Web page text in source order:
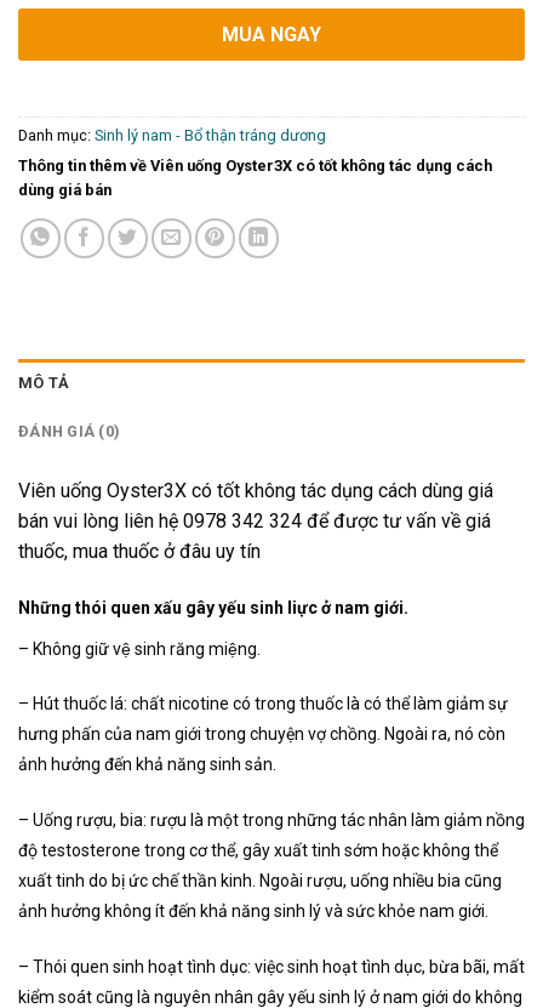
MUA NGAY
Danh mục: Sinh lý nam - Bổ thận tráng dương
Thông tin thêm về Viên uống Oyster3X có tốt không tác dụng cách
dùng giá bán
MÔ TẢ
ĐÁNH GIÁ (0)
Viên uống Oyster3X có tốt không tác dụng cách dùng giá
bán vui lòng liên hệ 0978 342 324 để được tư vấn về giá
thuốc, mua thuốc ở đâu uy tín
Những thói quen xấu gây yếu sinh liực ở nam giới.
– Không giữ vệ sinh răng miệng.
– Hút thuốc lá: chất nicotine có trong thuốc là có thể làm giảm sự
hưng phấn của nam giới trong chuyện vợ chồng. Ngoài ra, nó còn
ảnh hưởng đến khả năng sinh sản.
– Uống rượu, bia: rượu là một trong những tác nhân làm giảm nồng
độ testosterone trong cơ thể, gây xuất tinh sớm hoặc không thể
xuất tinh do bị ức chế thần kinh. Ngoài rượu, uống nhiều bia cũng
ảnh hưởng không ít đến khả năng sinh lý và sức khỏe nam giới.
– Thói quen sinh hoạt tình dục: việc sinh hoạt tình dục, bừa bãi, mất
kiểm soát cũng là nguyên nhân gây yếu sinh lý ở nam giới do không